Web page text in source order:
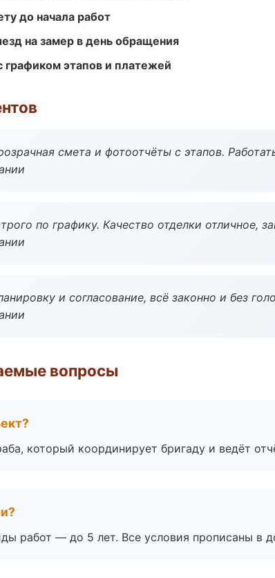
до начала работ
на замер в день обращения
графиком этапов и платежей
смета и фотоотчёты с этапов.
по графику. Качество отделки отличное,
и согласование, всё законно и без
вопросы
который координирует бригаду и ведёт
работ — до 5 лет. Все условия прописаны в